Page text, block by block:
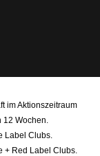
im Aktionszeitraum
Wochen.
Label Clubs.
+ Red Label Clubs.